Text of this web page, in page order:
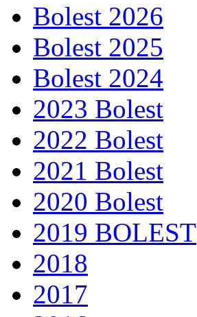
Bolest 2026
Bolest 2025
Bolest 2024
2023 Bolest
2022 Bolest
2021 Bolest
2020 Bolest
2019 BOLEST
2018
2017